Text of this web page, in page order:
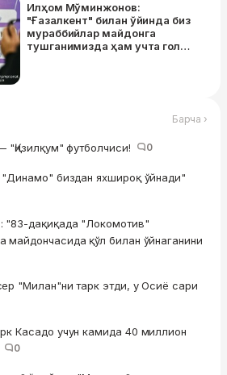
Илҳом Мўминжонов:
"Ғазалкент" билан ўйинда биз
мураббийлар майдонга
тушганимизда ҳам учта гол
Барча ›
"Қизилқум" футболчиси! 0
биздан яхшироқ ўйнади"
"83-дақиқада "Локомотив"
майдончасида қўл билан ўйнаганини
"Милан"ни тарк этди, у Осиё сари
Касадо учун камида 40 миллион
0